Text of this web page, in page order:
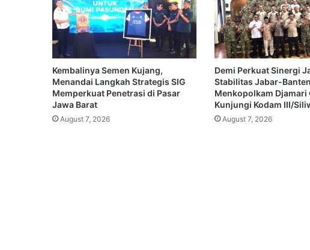
Kembalinya Semen Kujang,
Menandai Langkah Strategis SIG
Memperkuat Penetrasi di Pasar
Jawa Barat
August 7, 2026
Demi Perkuat Sinergi
Stabilitas Jabar-
Menkopolkam Djamari
Kunjungi Kodam III/
August 7, 2026